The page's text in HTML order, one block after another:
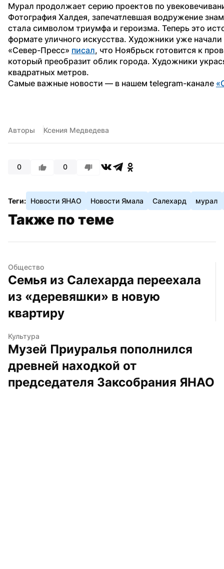
Мурал продолжает серию проектов по
Фотография Халдея, запечатлевшая водружение
стала символом триумфа и героизма. Теперь это
формате уличного искусства. Художники уже
«Север-Пресс» писал, что Ноябрьск готовится к
который преобразит облик города. Художники
квадратных метров.
Самые важные новости — в нашем telegram-канале
Авторы Ксения Медведева
0 0
Теги: Новости ЯНАО Новости Ямала Салехард мурал
Также по теме
Общество
Семья из Салехарда переехала
из «деревяшки» в новую
квартиру
Культура
Музей Приуралья пополнился
древней находкой от
председателя Заксобрания ЯНАО